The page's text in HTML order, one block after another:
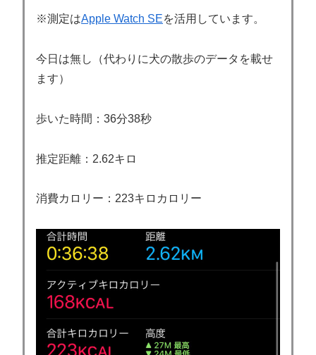
※測定はApple Watch SEを活用しています。
今日は無し（代わりに犬の散歩のデータを載せ
ます）
歩いた時間：36分38秒
推定距離：2.62キロ
消費カロリー：223キロカロリー